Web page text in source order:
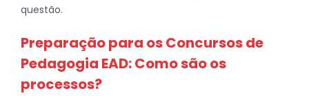
questão.
Preparação para os Concursos de
Pedagogia EAD: Como são os
processos?